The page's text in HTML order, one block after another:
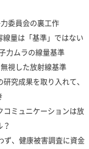
委員会の裏工作
量は「基準」ではない
力ムラの線量基準
視した放射線基準
究成果を取り入れて、
ミュニケーションは放
、健康被害調査に資金